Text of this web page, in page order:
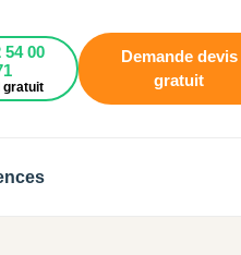
54 00
gratuit
Demande devis
gratuit